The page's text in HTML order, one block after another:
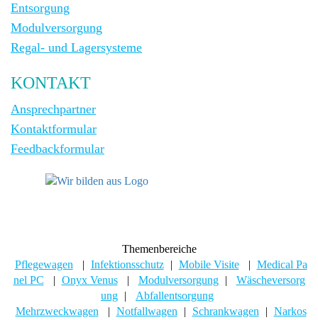
Entsorgung
Modulversorgung
Regal- und Lagersysteme
KONTAKT
Ansprechpartner
Kontaktformular
Feedbackformular
Themenbereiche
Pflegewagen
Infektionsschutz Mobile Visite
Medical Pa
nel PC
Onyx Venus Modulversorgung
Wäscheversorg
ung
Abfallentsorgung
Mehrzweckwagen
Notfallwagen Schrankwagen
Narkos